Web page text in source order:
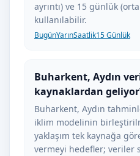
ayrıntı) ve 15 günlük
kullanılabilir.
BugünYarınSaatlik15 Günlük
Buharkent, Aydın
kaynaklardan
Buharkent, Aydın
iklim modelinin
yaklaşım tek kaynağa
vermeyi hedefler; veriler